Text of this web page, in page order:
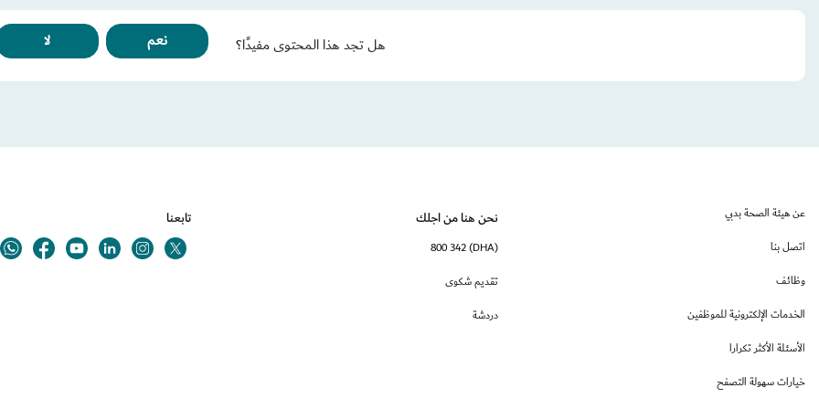
هل تجد هذا المحتوى مفيدًا؟ نعم لا
عن هيئة الصحة بدبي
اتصل بنا
وظائف
الخدمات الإلكترونية للموظفين
الأسئلة الأكثر تكرارا
خيارات سهولة التصفح
نحن هنا من اجلك
(DHA) 800 342
تقديم شكوى
دردشة
تابعنا